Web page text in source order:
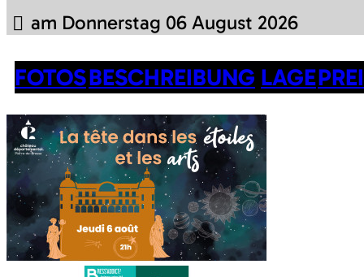
am Donnerstag 06 August 2026
FOTOSBESCHREIBUNG LAGE